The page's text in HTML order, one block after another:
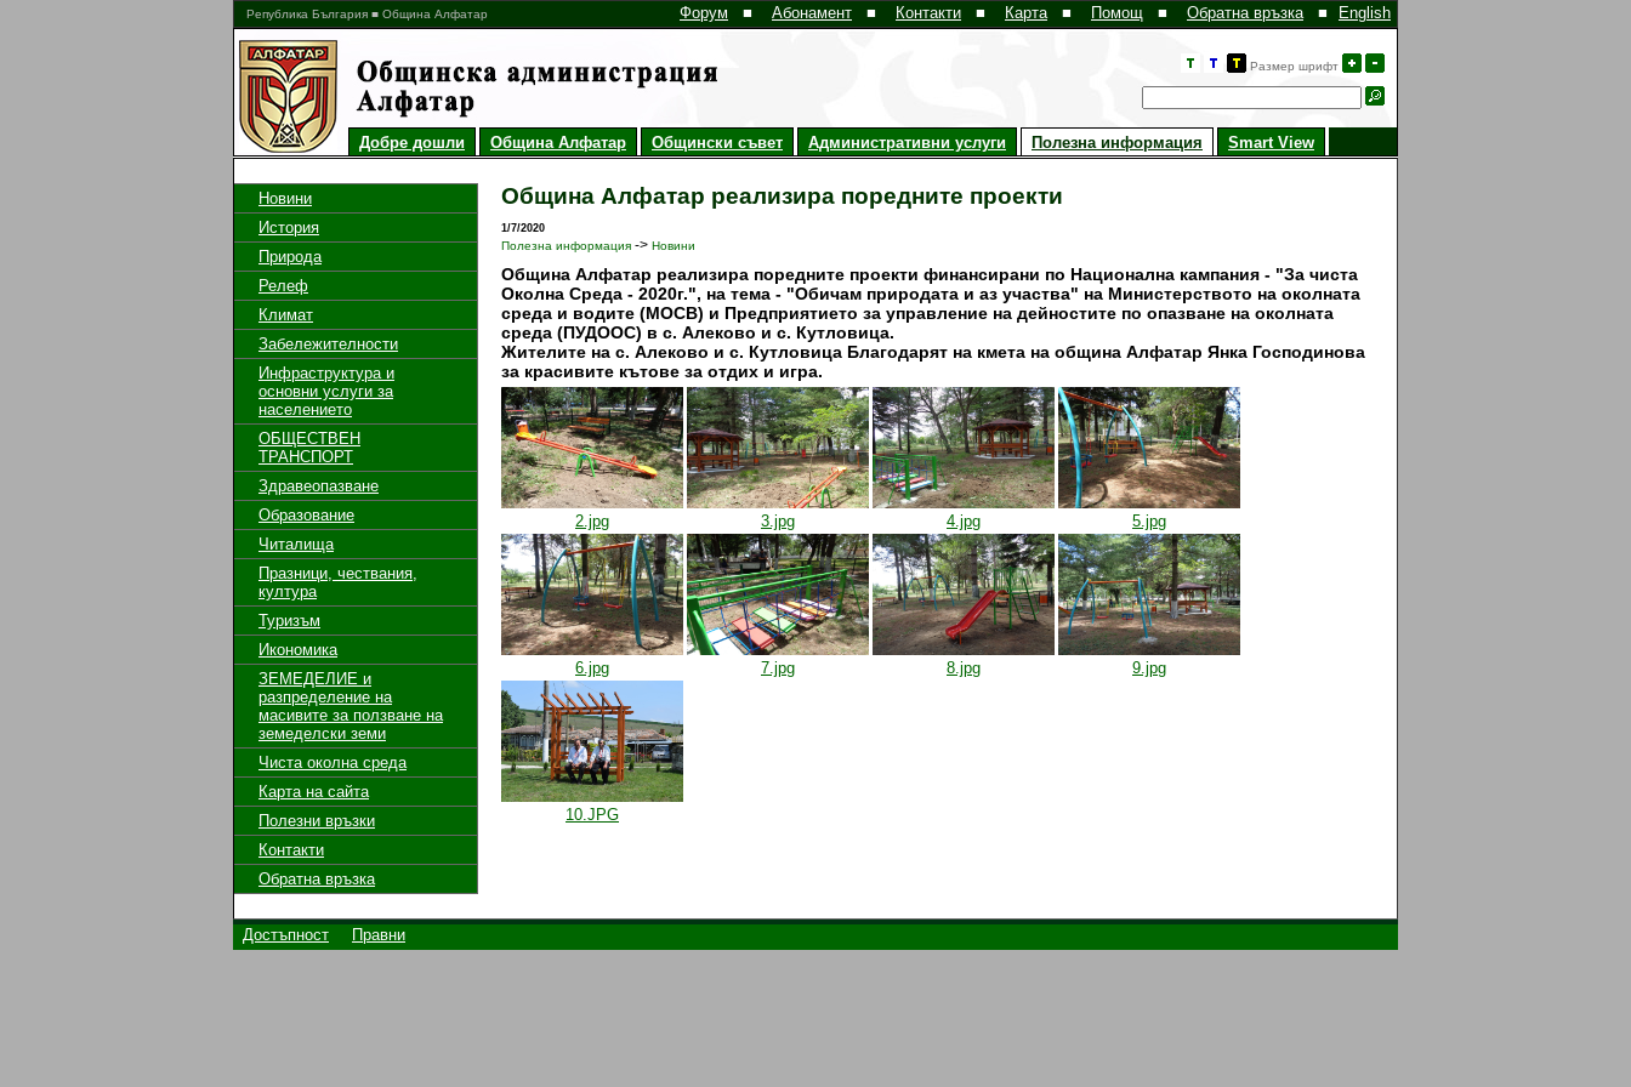
Република България ■ Община Алфатар English
Форум ■ Абонамент ■ Контакти ■ Карта ■ Помощ ■ Обратна връзка ■
Размер шрифт
Добре дошли Община Алфатар Общински съвет Административни услуги Полезна информация Smart View
Новини
История
Природа
Релеф
Климат
Забележителности
Инфраструктура и
основни услуги за
населението
ОБЩЕСТВЕН
ТРАНСПОРТ
Здравеопазване
Образование
Читалища
Празници, чествания,
култура
Туризъм
Икономика
ЗЕМЕДЕЛИЕ и
разпределение на
масивите за ползване на
земeделски земи
Чиста околна среда
Карта на сайта
Полезни връзки
Контакти
Обратна връзка
Община Алфатар реализира поредните проекти
1/7/2020
Полезна информация -> Новини
Община Алфатар реализира поредните проекти финансирани по Национална кампания - "За чиста
Околна Среда - 2020г.", на тема - "Обичам природата и аз участва" на Министерството на околната
среда и водите (МОСВ) и Предприятието за управление на дейностите по опазване на околната
среда (ПУДООС) в с. Алеково и с. Кутловица.
Жителите на с. Алеково и с. Кутловица Благодарят на кмета на община Алфатар Янка Господинова
за красивите кътове за отдих и игра.
2.jpg 3.jpg 4.jpg 5.jpg
6.jpg 7.jpg 8.jpg 9.jpg
10.JPG
Достъпност Правни